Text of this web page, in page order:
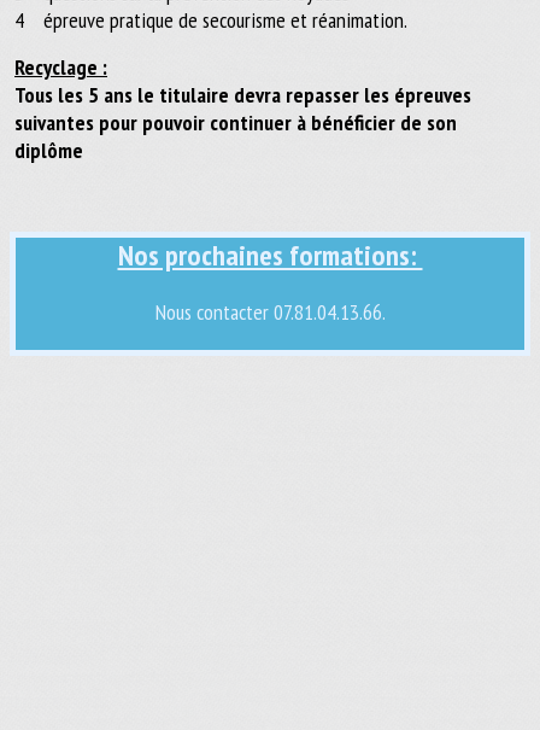
4 épreuve pratique de secourisme et réanimation.
Recyclage :
Tous les 5 ans le titulaire devra repasser les épreuves
suivantes pour pouvoir continuer à bénéficier de son
diplôme
Nos prochaines formations:
Nous contacter 07.81.04.13.66.